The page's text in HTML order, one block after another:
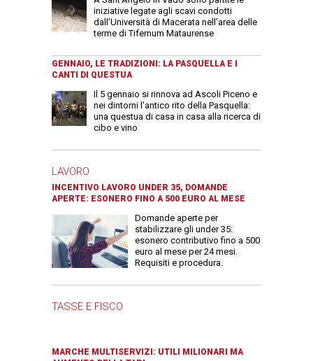
iniziative legate agli scavi condotti
dall’Università di Macerata nell’area delle
terme di Tifernum Mataurense
GENNAIO, LE TRADIZIONI: LA PASQUELLA E I
CANTI DI QUESTUA
Il 5 gennaio si rinnova ad Ascoli Piceno e
nei dintorni l'antico rito della Pasquella:
una questua di casa in casa alla ricerca di
cibo e vino
LAVORO
INCENTIVO LAVORO UNDER 35, DOMANDE
APERTE: ESONERO FINO A 500 EURO AL MESE
Domande aperte per
stabilizzare gli under 35:
esonero contributivo fino a 500
euro al mese per 24 mesi.
Requisiti e procedura.
TASSE E FISCO
MARCHE MULTISERVIZI: UTILI MILIONARI MA